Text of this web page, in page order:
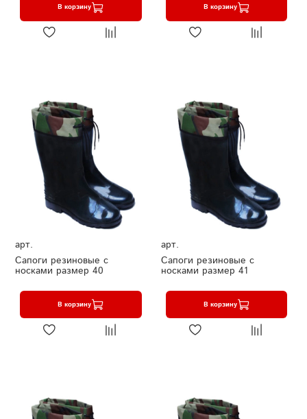
В корзину В корзину
арт.
Сапоги резиновые с
носками размер 40
В корзину
арт.
Сапоги резиновые с
носками размер 41
В корзину